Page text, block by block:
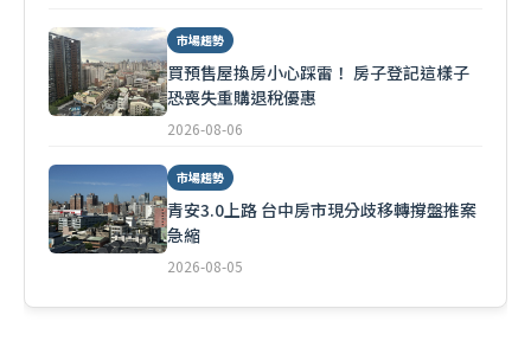
市場趨勢
買預售屋換房小心踩雷！ 房子登記這樣子
恐喪失重購退稅優惠
2026-08-06
市場趨勢
青安3.0上路 台中房市現分歧移轉撐盤推案
急縮
2026-08-05